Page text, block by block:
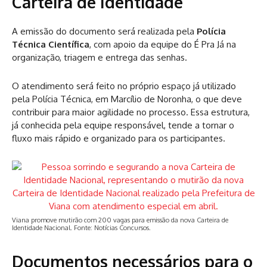
A emissão do documento será realizada pela Polícia
Técnica Científica, com apoio da equipe do É Pra Já na
organização, triagem e entrega das senhas.
O atendimento será feito no próprio espaço já utilizado
pela Polícia Técnica, em Marcílio de Noronha, o que deve
contribuir para maior agilidade no processo. Essa estrutura,
já conhecida pela equipe responsável, tende a tornar o
fluxo mais rápido e organizado para os participantes.
Viana promove mutirão com 200 vagas para emissão da nova Carteira de
Identidade Nacional. Fonte: Notícias Concursos.
Documentos necessários para o